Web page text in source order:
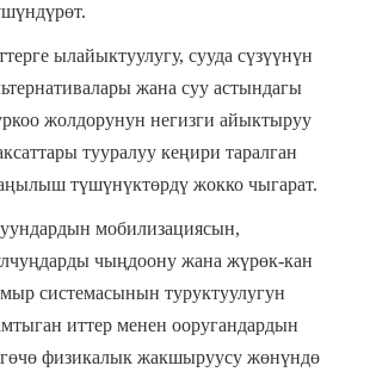
ылайыктуулугу, сууда сүзүүнүн
жана суу астындагы
жолдорунун негизги айыктыруу
тууралуу кеңири таралган
түшүнүктөрдү жокко чыгарат.
мобилизациясын,
чыңдоону жана жүрөк-кан
системасынын туруктуулугун
иттер менен ооругандардын
физикалык жакшыруусу жөнүндө